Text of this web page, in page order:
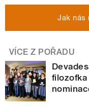
Jak nás
VÍCE Z POŘADU